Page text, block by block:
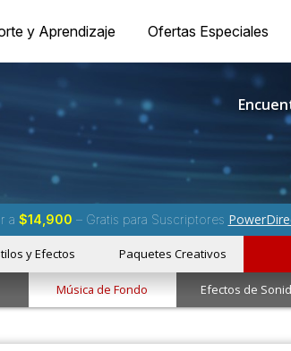
y Aprendizaje Ofertas Especiales
a $14,900 – Gratis para Suscriptores
y Efectos Paquetes Creativos
Música de Fondo Efectos de